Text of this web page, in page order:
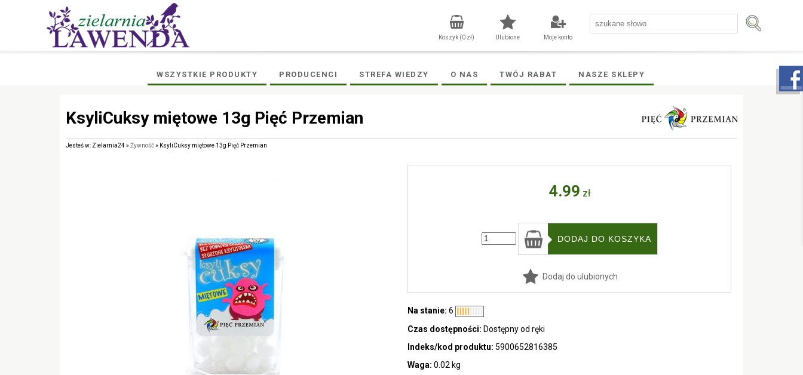
Moje konto
Ulubione
Koszyk (0 zł)
WSZYSTKIE PRODUKTY PRODUCENCI STREFA WIEDZY O NAS TWÓJ RABAT NASZE SKLEPY
KsyliCuksy miętowe 13g Pięć Przemian
Jesteś w: Zielarnia24 »Żywność» KsyliCuksy miętowe 13g Pięć Przemian
4.99 zł
Dodaj do ulubionych
Na stanie: 6
Czas dostępności: Dostępny od ręki
Indeks/kod produktu: 5900652816385
Waga: 0.02 kg